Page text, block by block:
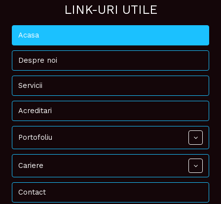
LINK-URI UTILE
Acasa
Despre noi
Servicii
Acreditari
Portofoliu
Cariere
Contact